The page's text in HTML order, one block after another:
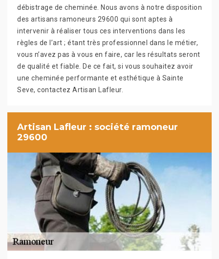
débistrage de cheminée. Nous avons à notre disposition
des artisans ramoneurs 29600 qui sont aptes à
intervenir à réaliser tous ces interventions dans les
règles de l’art ; étant très professionnel dans le métier,
vous n’avez pas à vous en faire, car les résultats seront
de qualité et fiable. De ce fait, si vous souhaitez avoir
une cheminée performante et esthétique à Sainte
Seve, contactez Artisan Lafleur.
Artisan Lafleur : société ramoneur
29600